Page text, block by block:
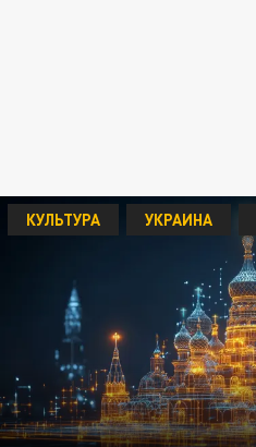
КУЛЬТУРА УКРАИНА